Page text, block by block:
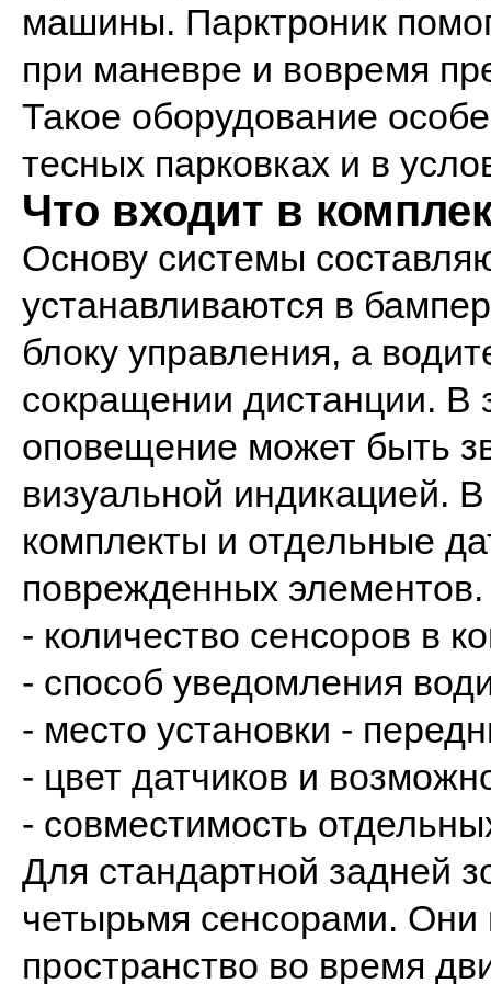
машины. Парктроник
при маневре и вовремя
Такое оборудование
тесных парковках и в
Что входит в
Основу системы
устанавливаются в
блоку управления, а
сокращении дистанции. В
оповещение может быть
визуальной индикацией. В
комплекты и отдельные
поврежденных
- количество сенсоров в
- способ уведомления
- место установки -
- цвет датчиков и
- совместимость
Для стандартной задней
четырьмя сенсорами. Они
пространство во время